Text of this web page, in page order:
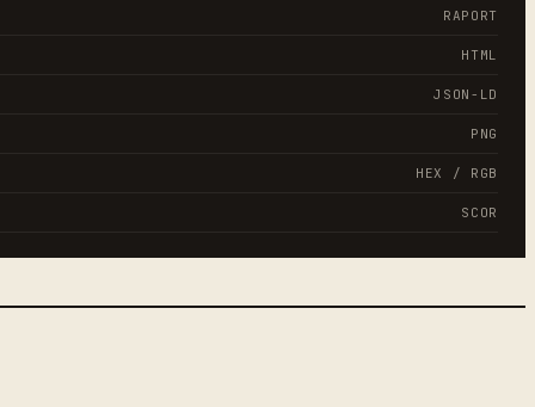
RAPORT
HTML
JSON-LD
PNG
HEX / RGB
SCOR